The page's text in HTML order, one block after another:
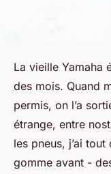
La vieille Yamaha
des mois. Quand
permis, on l’a
étrange, entre
les pneus, j’ai
gomme avant -